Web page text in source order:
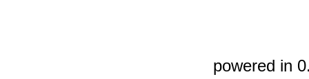
powered in